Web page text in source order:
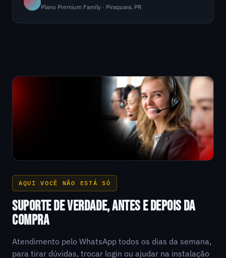
Plano Premium Family · Piraquara, PR
AQUI VOCÊ NÃO ESTÁ SÓ
SUPORTE DE VERDADE, ANTES E DEPOIS DA
COMPRA
Atendimento pelo WhatsApp todos os dias da semana,
para tirar dúvidas, trocar login ou ajudar na instalação